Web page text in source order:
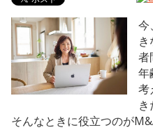
今
者
年
考
そんなときに役立つのが